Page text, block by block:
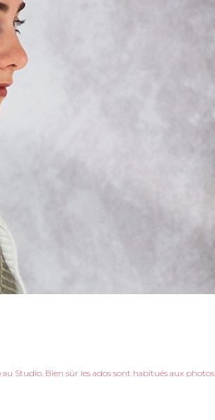
Studio. Bien sûr les ados sont habitués aux photos...